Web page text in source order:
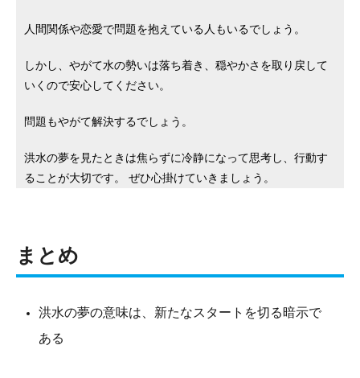
人間関係や恋愛で問題を抱えている人もいるでしょう。
しかし、やがて水の勢いは落ち着き、穏やかさを取り戻して
いくので安心してください。
問題もやがて解決するでしょう。
洪水の夢を見たときは焦らずに冷静になって思考し、行動す
ることが大切です。 ぜひ心掛けていきましょう。
まとめ
洪水の夢の意味は、新たなスタートを切る暗示で
ある